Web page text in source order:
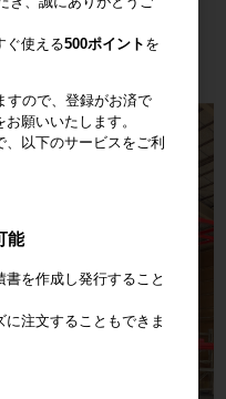
ぐ使える500ポイント を
すので、登録がお済で
願いいたします。
以下のサービスをご利
能
を作成し発行すること
注文することもできま